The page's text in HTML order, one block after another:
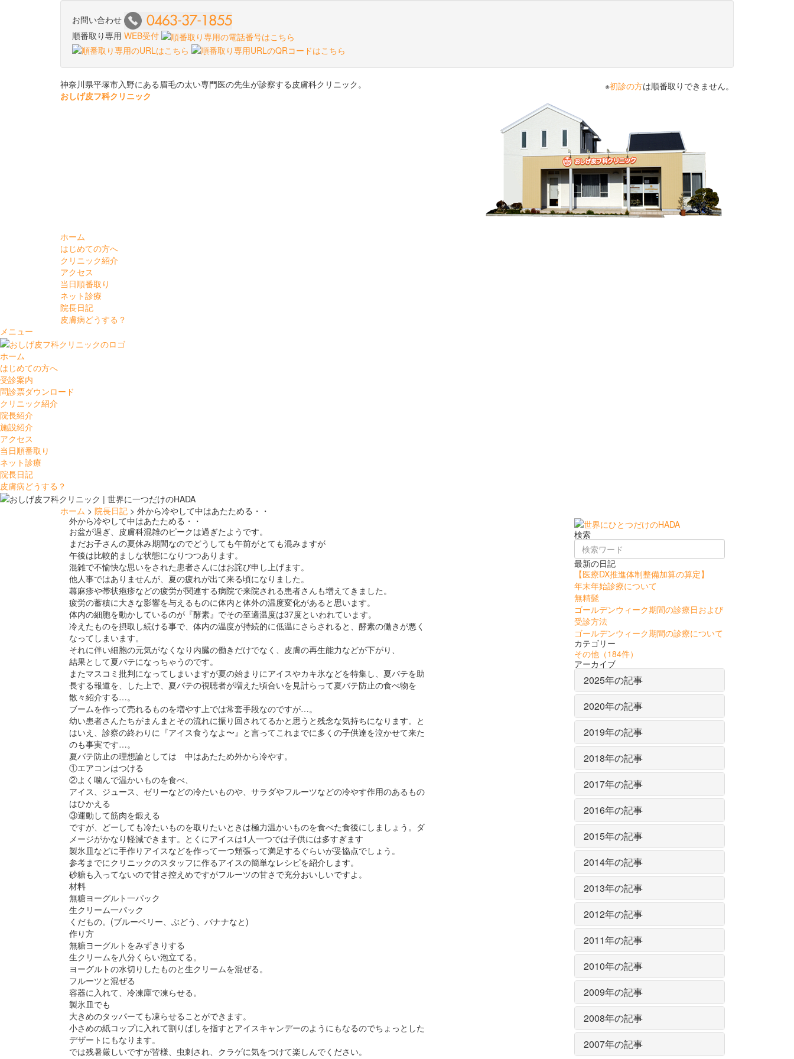
お問い合わせ
順番取り専用 WEB受付
神奈川県平塚市入野にある眉毛の太い専門医の先生が診察する皮膚科クリニック。 ※初診の方は順番取りできません。
おしげ皮フ科クリニック
ホーム
はじめての方へ
クリニック紹介
アクセス
当日順番取り
ネット診療
院長日記
皮膚病どうする？
メニュー
ホーム
はじめての方へ
受診案内
問診票ダウンロード
クリニック紹介
院長紹介
施設紹介
アクセス
当日順番取り
ネット診療
院長日記
皮膚病どうする？
ホーム > 院長日記 > 外から冷やして中はあたためる・・
外から冷やして中はあたためる・・
お盆が過ぎ、皮膚科混雑のピークは過ぎたようです。
まだお子さんの夏休み期間なのでどうしても午前がとても混みますが
午後は比較的ましな状態になりつつあります。
混雑で不愉快な思いをされた患者さんにはお詫び申し上げます。
他人事ではありませんが、夏の疲れが出て来る頃になりました。
蕁麻疹や帯状疱疹などの疲労が関連する病院で来院される患者さんも増えてきました。
疲労の蓄積に大きな影響を与えるものに体内と体外の温度変化があると思います。
体内の細胞を動かしているのが『酵素』でその至適温度は37度といわれています。
冷えたものを摂取し続ける事で、体内の温度が持続的に低温にさらされると、酵素の働きが悪く
なってしまいます。
それに伴い細胞の元気がなくなり内臓の働きだけでなく、皮膚の再生能力などが下がり、
結果として夏バテになっちゃうのです。
またマスコミ批判になってしまいますが夏の始まりにアイスやカキ氷などを特集し、夏バテを助
長する報道を、した上で、夏バテの視聴者が増えた頃合いを見計らって夏バテ防止の食べ物を
散々紹介する…。
ブームを作って売れるものを増やす上では常套手段なのですが…。
幼い患者さんたちがまんまとその流れに振り回されてるかと思うと残念な気持ちになります。と
はいえ、診察の終わりに『アイス食うなよ〜』と言ってこれまでに多くの子供達を泣かせて来た
のも事実です…。
夏バテ防止の理想論としては 中はあたため外から冷やす。
①エアコンはつける
②よく噛んで温かいものを食べ、
アイス、ジュース、ゼリーなどの冷たいものや、サラダやフルーツなどの冷やす作用のあるもの
はひかえる
③運動して筋肉を鍛える
ですが、どーしても冷たいものを取りたいときは極力温かいものを食べた食後にしましょう。ダ
メージがかなり軽減できます。とくにアイスは1人一つでは子供には多すぎます
製氷皿などに手作りアイスなどを作って一つ頬張って満足するぐらいが妥協点でしょう。
参考までにクリニックのスタッフに作るアイスの簡単なレシピを紹介します。
砂糖も入ってないので甘さ控えめですがフルーツの甘さで充分おいしいですよ。
材料
無糖ヨーグルト一パック
生クリーム一パック
くだもの。(ブルーベリー、ぶどう、バナナなと)
作り方
無糖ヨーグルトをみずきりする
生クリームを八分くらい泡立てる。
ヨーグルトの水切りしたものと生クリームを混ぜる。
フルーツと混ぜる
容器に入れて、冷凍庫で凍らせる。
製氷皿でも
大きめのタッパーても凍らせることができます。
小さめの紙コップに入れて割りばしを指すとアイスキャンデーのようにもなるのでちょっとした
デザートにもなります。
では残暑厳しいですが皆様、虫刺され、クラゲに気をつけて楽しんでください。
検索
最新の日記
【医療DX推進体制整備加算の算定】
年末年始診療について
無精髭
ゴールデンウィーク期間の診療日および
受診方法
ゴールデンウィーク期間の診療について
カテゴリー
その他 （184件）
アーカイブ
2025年の記事
2020年の記事
2019年の記事
2018年の記事
2017年の記事
2016年の記事
2015年の記事
2014年の記事
2013年の記事
2012年の記事
2011年の記事
2010年の記事
2009年の記事
2008年の記事
2007年の記事